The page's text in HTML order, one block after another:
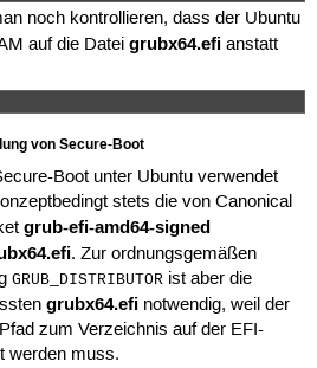
noch kontrollieren, dass der Ubuntu
auf die Dateigrubx64.efi anstatt
von Secure-Boot
Boot unter Ubuntu verwendet
stets die von Canonical
grub-efi-amd64-signed
. Zur ordnungsgemäßen
GRUB_DISTRIBUTORist aber die
grubx64.efinotwendig, weil der
zum Verzeichnis auf der EFI-
werden muss.